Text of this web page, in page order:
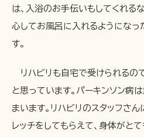
は、入浴のお手伝いもしてくれる
心してお風呂に入れるようになっ
す。
リハビリも自宅で受けられるの
と思っています。パーキンソン病
まいます。リハビリのスタッフさ
レッチをしてもらえて、身体がと